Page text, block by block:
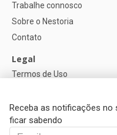
Receba as notificações no
ficar sabendo
Trabalhe connosco
Sobre o Nestoria
Contato
Legal
Termos de Uso
Política de Cookies
Ajuda